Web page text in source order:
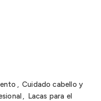
, Cuidado cabello y
, Lacas para el